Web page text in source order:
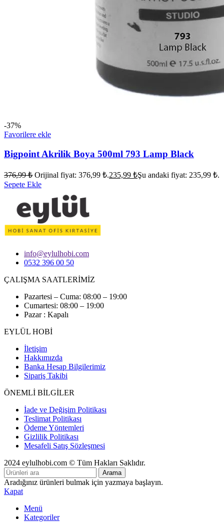
-37%
Favorilere ekle
Bigpoint Akrilik Boya 500ml 793 Lamp Black
376,99₺ Orijinal fiyat: 376,99 ₺.235,99 ₺Şu andaki fiyat: 235,99 ₺.
Sepete Ekle
info@eylulhobi.com
0532 396 00 50
ÇALIŞMA SAATLERİMİZ
Pazartesi – Cuma: 08:00 – 19:00
Cumartesi: 08:00 – 19:00
Pazar : Kapalı
EYLÜL HOBİ
İletişim
Hakkımızda
Banka Hesap Bilgilerimiz
Sipariş Takibi
ÖNEMLİ BİLGİLER
İade ve Değişim Politikası
Teslimat Politikası
Ödeme Yöntemleri
Gizlilik Politikası
Mesafeli Satış Sözleşmesi
2024 eylulhobi.com © Tüm Hakları Saklıdır.
Arama
Aradığınız ürünleri bulmak için yazmaya başlayın.
Kapat
Menü
Kategoriler